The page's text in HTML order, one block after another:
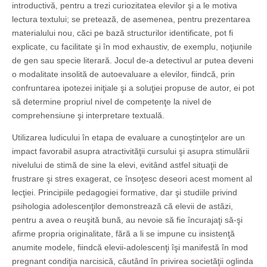
introductivă, pentru a trezi curiozitatea elevilor şi a le motiva
lectura textului; se pretează, de asemenea, pentru prezentarea
materialului nou, căci pe bază structurilor identificate, pot fi
explicate, cu facilitate şi în mod exhaustiv, de exemplu, noţiunile
de gen sau specie literară. Jocul de-a detectivul ar putea deveni
o modalitate insolită de autoevaluare a elevilor, fiindcă, prin
confruntarea ipotezei iniţiale şi a soluţiei propuse de autor, ei pot
să determine propriul nivel de competenţe la nivel de
comprehensiune şi interpretare textuală.
Utilizarea ludicului în etapa de evaluare a cunoştinţelor are un
impact favorabil asupra atractivităţii cursului şi asupra stimulării
nivelului de stimă de sine la elevi, evitând astfel situaţii de
frustrare şi stres exagerat, ce însoţesc deseori acest moment al
lecţiei. Principiile pedagogiei formative, dar şi studiile privind
psihologia adolescenţilor demonstrează că elevii de astăzi,
pentru a avea o reuşită bună, au nevoie să fie încurajaţi să-şi
afirme propria originalitate, fără a li se impune cu insistenţă
anumite modele, fiindcă elevii-adolescenţi îşi manifestă în mod
pregnant condiţia narcisică, căutând în privirea societăţii oglinda